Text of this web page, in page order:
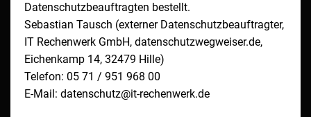
Datenschutzbeauftragten bestellt.
Sebastian Tausch (externer Datenschutzbeauftragter,
IT Rechenwerk GmbH, datenschutzwegweiser.de,
Eichenkamp 14, 32479 Hille)
Telefon: 05 71 / 951 968 00
E-Mail: datenschutz@it-rechenwerk.de